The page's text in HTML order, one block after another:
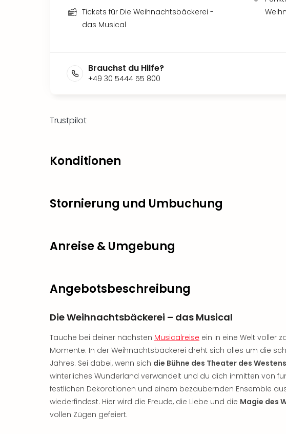
Tickets für Die Weihnachtsbäckerei -
das Musical
Brauchst du Hilfe?
+49 30 5444 55 800
Trustpilot
Konditionen
Stornierung und Umbuchung
Anreise & Umgebung
Angebotsbeschreibung
Die Weihnachtsbäckerei – das Musical
Tauche bei deiner nächsten Musicalreise ein in eine Welt voller
Momente: In der Weihnachtsbäckerei dreht sich alles um die
Jahres. Sei dabei, wenn sich die Bühne des Theater des
winterliches Wunderland verwandelt und du dich inmitten von
festlichen Dekorationen und einem bezaubernden Ensemble
wiederfindest. Hier wird die Freude, die Liebe und die Magie des
vollen Zügen gefeiert.